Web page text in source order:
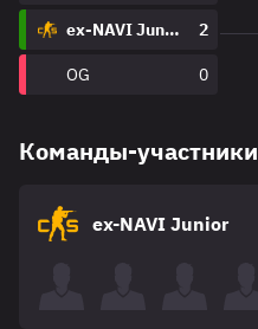
ex-NAVI Junior
2
OG 0
Команды-участники
ex-NAVI Junior